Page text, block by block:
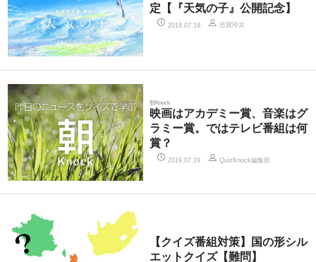
定【『天気の子』公開記念】
2019.07.19 志賀玲太
朝Knock
映画はアカデミー賞、音楽はグ
ラミー賞。ではテレビ番組は何
賞？
2019.07.19 QuizKnock編集部
【クイズ番組対策】国の形シル
エットクイズ【難問】